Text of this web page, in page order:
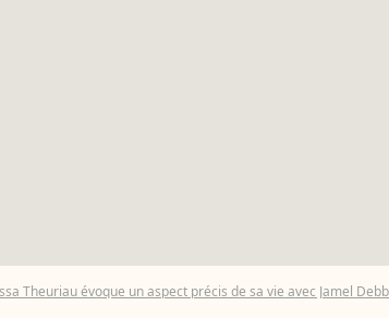
Theuriau évoque un aspect précis de sa vie avec Jamel